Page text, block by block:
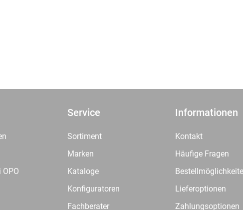
Service
Sortiment
Marken
Kataloge
Konfiguratoren
Fachberater
Informationen
Kontakt
Häufige Fragen
Lieferoptionen
Zahlungsoptionen